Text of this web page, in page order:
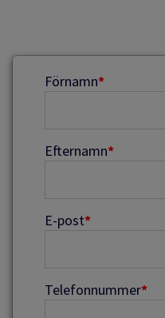
Förnamn*
Efternamn*
E-post*
Telefonnummer*